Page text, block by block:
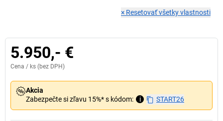
× Resetovať všetky vlastnosti
5.950,- €
Cena / ks (bez DPH)
Akcia
Zabezpečte si zľavu 15%* s kódom:
i START26